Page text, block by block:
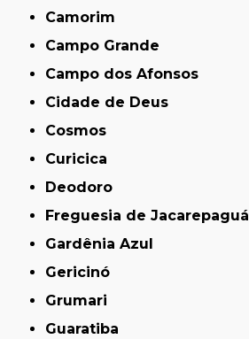
Camorim
Campo Grande
Campo dos Afonsos
Cidade de Deus
Cosmos
Curicica
Deodoro
Freguesia de Jacarepaguá
Gardênia Azul
Gericinó
Grumari
Guaratiba